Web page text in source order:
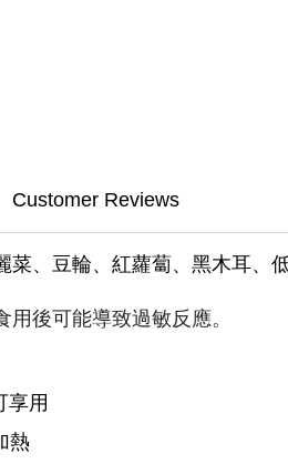
Customer Reviews
、豆輪、紅蘿蔔、黑木耳、
後可能導致過敏反應。
享用
熱